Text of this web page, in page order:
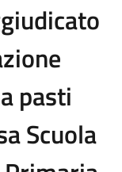
pasti
Scuola